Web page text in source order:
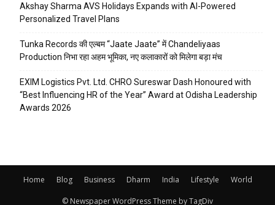
Akshay Sharma AVS Holidays Expands with AI-Powered
Personalized Travel Plans
Tunka Records की एल्बम “Jaate Jaate” में Chandeliyaas
Production निभा रहा अहम भूमिका, नए कलाकारों को मिलेगा बड़ा मंच
EXIM Logistics Pvt. Ltd. CHRO Sureswar Dash Honoured with
“Best Influencing HR of the Year” Award at Odisha Leadership
Awards 2026
Home Blog Business Dharm India Lifestyle World
© Newspaper WordPress Theme by TagDiv